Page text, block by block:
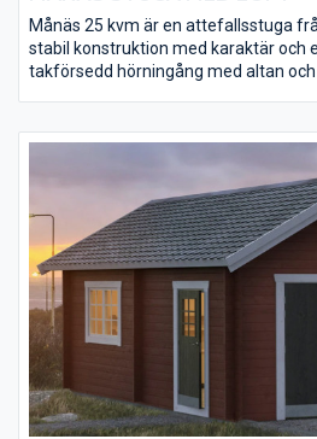
Månäs 25 kvm är en attefallsstuga
stabil konstruktion med karaktär och
takförsedd hörningång med altan och
tillbehör för att sätta din personliga